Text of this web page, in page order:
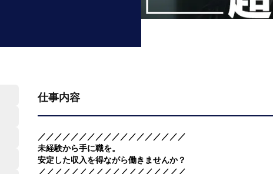
仕事内容
／／／／／／／／／／／／／／／／／／
未経験から手に職を。
安定した収入を得ながら働きませんか？
／／／／／／／／／／／／／／／／／／